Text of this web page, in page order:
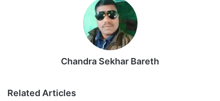
Chandra Sekhar Bareth
Related Articles